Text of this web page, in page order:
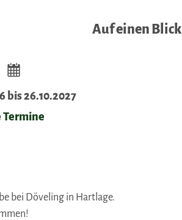
Auf einen Blick
bis 26.10.2027
Termine
bei Döveling in Hartlage.